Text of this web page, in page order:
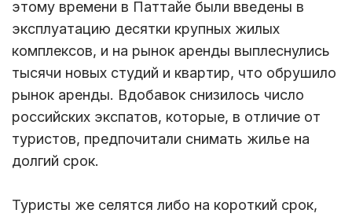
этому времени в Паттайе были введены в
эксплуатацию десятки крупных жилых
комплексов, и на рынок аренды выплеснулись
тысячи новых студий и квартир, что обрушило
рынок аренды. Вдобавок снизилось число
российских экспатов, которые, в отличие от
туристов, предпочитали снимать жилье на
долгий срок.
Туристы же селятся либо на короткий срок,